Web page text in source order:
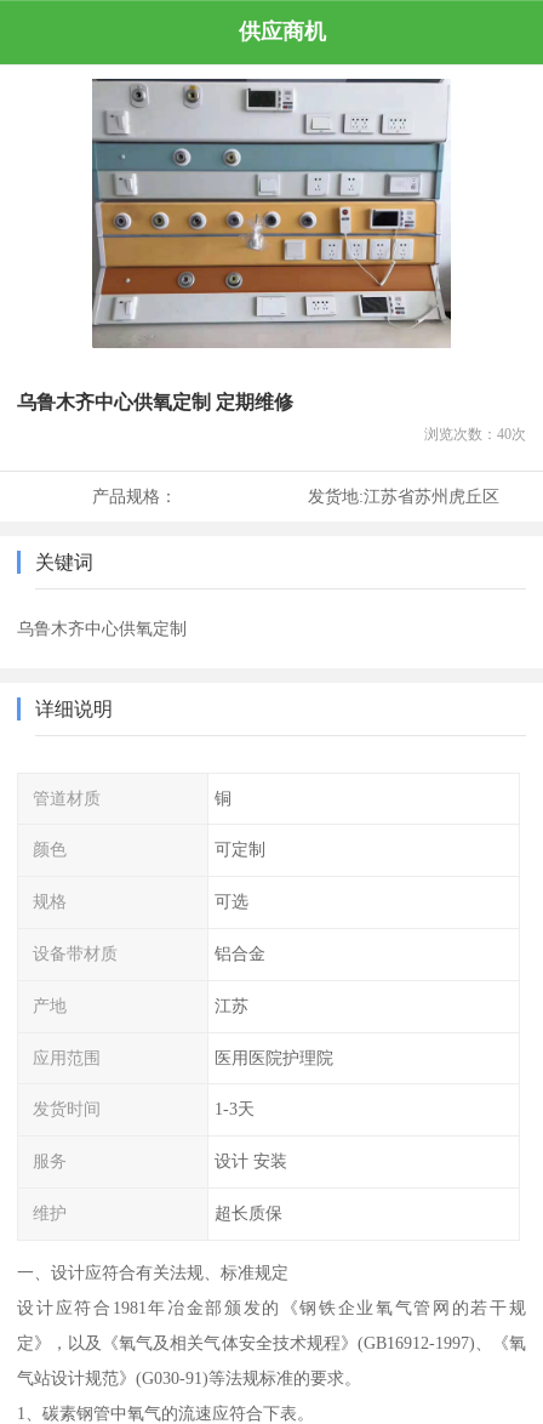
供应商机
乌鲁木齐中心供氧定制 定期维修
浏览次数： 40次
产品规格： 发货地:江苏省苏州虎丘区
关键词
乌鲁木齐中心供氧定制
详细说明
管道材质 铜
颜色 可定制
规格 可选
设备带材质 铝合金
产地 江苏
应用范围 医用医院护理院
发货时间 1-3天
服务 设计 安装
维护 超长质保
一、设计应符合有关法规、标准规定
设计应符合1981年冶金部颁发的《钢铁企业氧气管网的若干规
定》，以及《氧气及相关气体安全技术规程》(GB16912-1997)、《氧
气站设计规范》(G030-91)等法规标准的要求。
1、碳素钢管中氧气的流速应符合下表。